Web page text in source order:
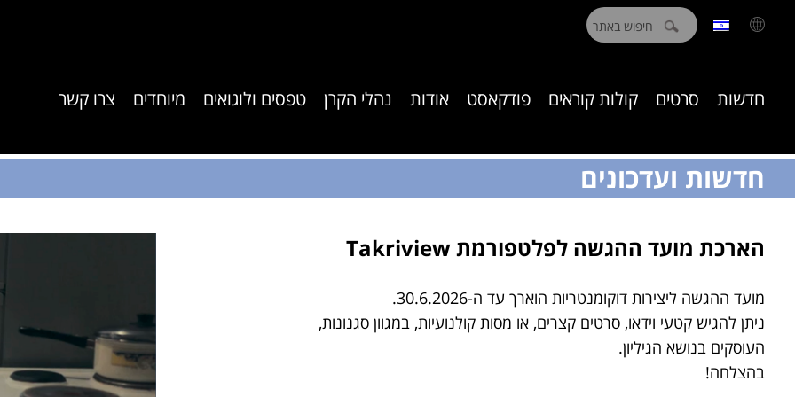
חיפוש:
חדשות סרטים קולות קוראים פודקאסט אודות נהלי הקרן טפסים ולוגואים מיוחדים צרו קשר
חדשות ועדכונים
הארכת מועד ההגשה לפלטפורמת Takriview
מועד ההגשה ליצירות דוקומנטריות הוארך עד ה-30.6.2026.
ניתן להגיש קטעי וידאו, סרטים קצרים, או מסות קולנועיות, במגוון סגנונות,
העוסקים בנושא הגיליון.
בהצלחה!